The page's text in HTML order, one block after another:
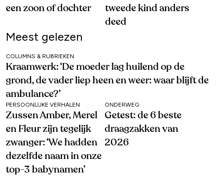
een zoon of dochter
tweede kind anders
deed
Meest gelezen
COLUMNS & RUBRIEKEN
Kraamwerk: ‘De moeder lag huilend op de
grond, de vader liep heen en weer: waar blijft de
ambulance?’
PERSOONLIJKE VERHALEN
Zussen Amber, Merel
en Fleur zijn tegelijk
zwanger: ‘We hadden
dezelfde naam in onze
top-3 babynamen’
ONDERWEG
Getest: de 6 beste
draagzakken van
2026